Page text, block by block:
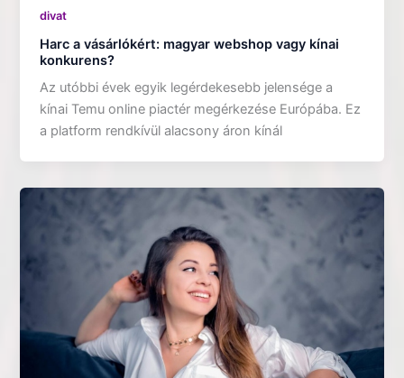
divat
Harc a vásárlókért: magyar webshop vagy kínai
konkurens?
Az utóbbi évek egyik legérdekesebb jelensége a
kínai Temu online piactér megérkezése Európába. Ez
a platform rendkívül alacsony áron kínál